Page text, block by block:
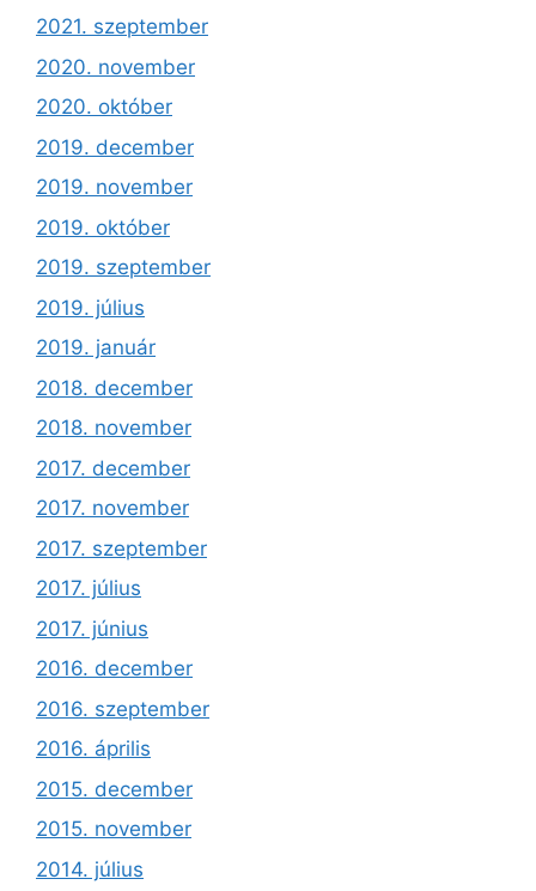
2021. szeptember
2020. november
2020. október
2019. december
2019. november
2019. október
2019. szeptember
2019. július
2019. január
2018. december
2018. november
2017. december
2017. november
2017. szeptember
2017. július
2017. június
2016. december
2016. szeptember
2016. április
2015. december
2015. november
2014. július